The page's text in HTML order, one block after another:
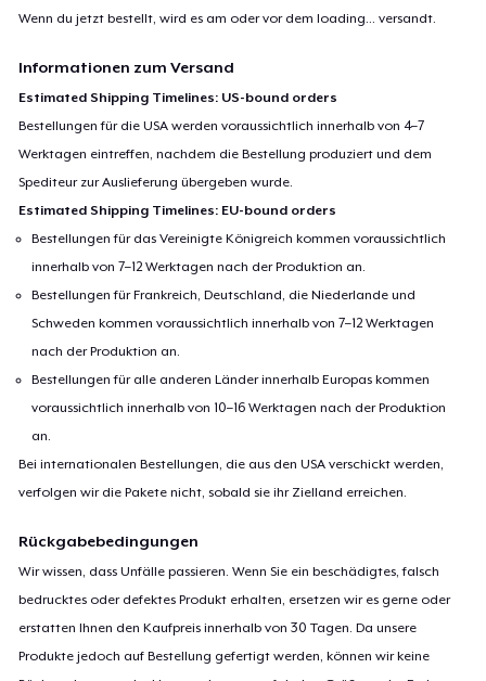
Wenn du jetzt bestellt, wird es am oder vor demloading... versandt.
Informationen zum Versand
Estimated Shipping Timelines: US-bound orders
Bestellungen für die USA werden voraussichtlich innerhalb von 4–7
Werktagen eintreffen, nachdem die Bestellung produziert und dem
Spediteur zur Auslieferung übergeben wurde.
Estimated Shipping Timelines: EU-bound orders
Bestellungen für das Vereinigte Königreich kommen voraussichtlich
innerhalb von 7–12 Werktagen nach der Produktion an.
Bestellungen für Frankreich, Deutschland, die Niederlande und
Schweden kommen voraussichtlich innerhalb von 7–12 Werktagen
nach der Produktion an.
Bestellungen für alle anderen Länder innerhalb Europas kommen
voraussichtlich innerhalb von 10–16 Werktagen nach der Produktion
an.
Bei internationalen Bestellungen, die aus den USA verschickt werden,
verfolgen wir die Pakete nicht, sobald sie ihr Zielland erreichen.
Rückgabebedingungen
Wir wissen, dass Unfälle passieren. Wenn Sie ein beschädigtes, falsch
bedrucktes oder defektes Produkt erhalten, ersetzen wir es gerne oder
erstatten Ihnen den Kaufpreis innerhalb von 30 Tagen. Da unsere
Produkte jedoch auf Bestellung gefertigt werden, können wir keine